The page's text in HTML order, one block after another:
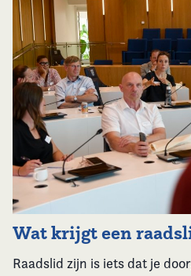
Wat krijgt een
Raadslid zijn is iets dat je